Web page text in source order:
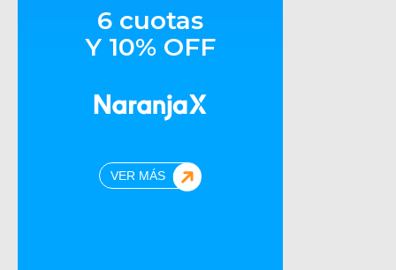
6 cuotas
Y 10% OFF
VER MÁS